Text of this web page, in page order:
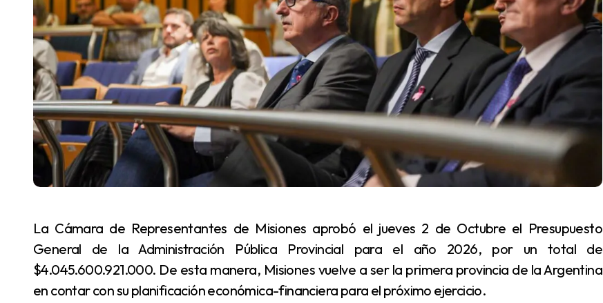
La Cámara de Representantes de Misiones aprobó el jueves 2 de Octubre el Presupuesto
General de la Administración Pública Provincial para el año 2026, por un total de
$4.045.600.921.000. De esta manera, Misiones vuelve a ser la primera provincia de la Argentina
en contar con su planificación económica-financiera para el próximo ejercicio.